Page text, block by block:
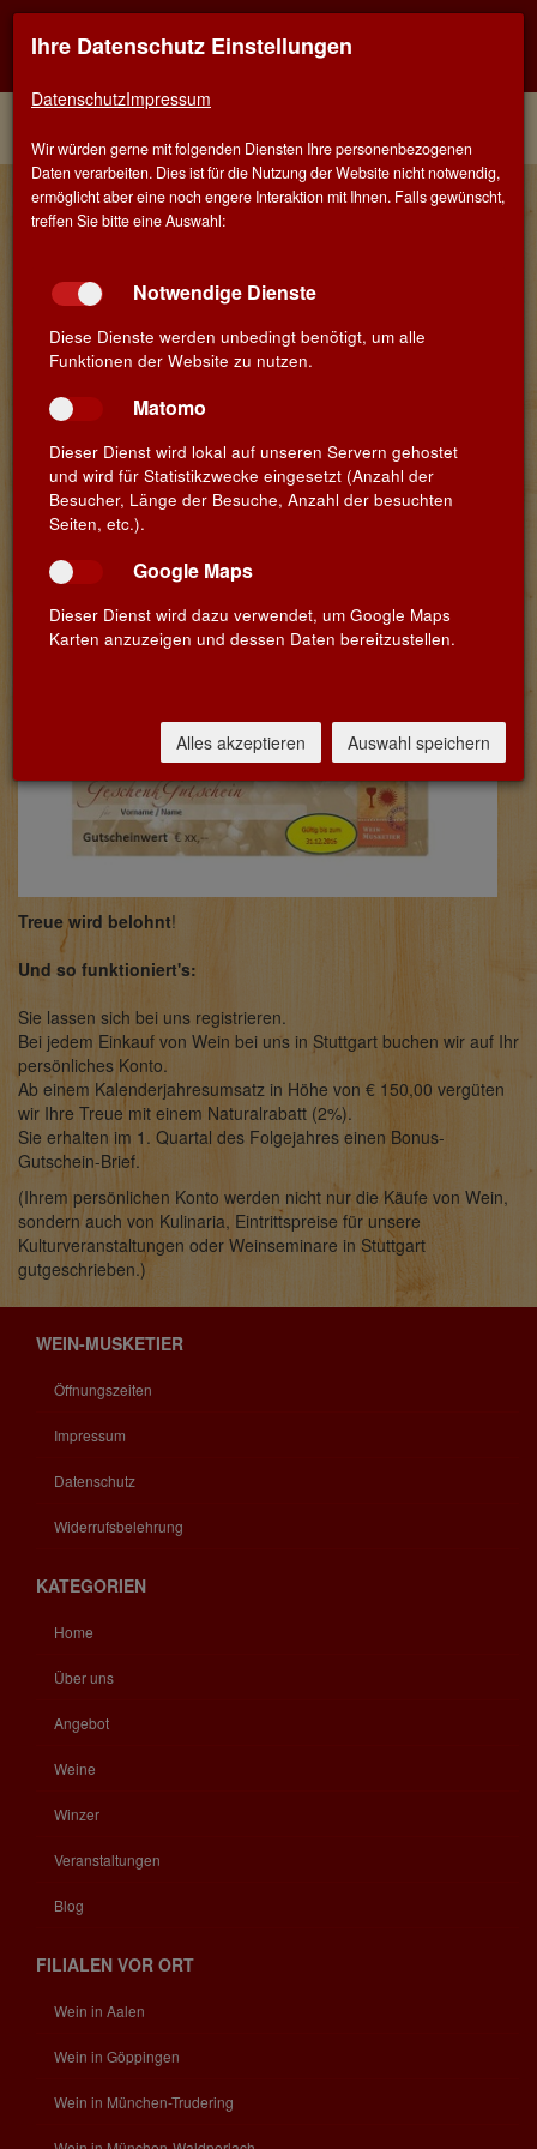
Treuebonus
Treue wird belohnt!
Und so funktioniert's:
Sie lassen sich bei uns registrieren.
Bei jedem Einkauf von Wein bei uns in Stuttgart buchen wir auf Ihr
persönliches Konto.
Ab einem Kalenderjahresumsatz in Höhe von € 150,00 vergüten
wir Ihre Treue mit einem Naturalrabatt (2%).
Sie erhalten im 1. Quartal des Folgejahres einen Bonus-
Gutschein-Brief.
(Ihrem persönlichen Konto werden nicht nur die Käufe von Wein,
sondern auch von Kulinaria, Eintrittspreise für unsere
Kulturveranstaltungen oder Weinseminare in Stuttgart
gutgeschrieben.)
WEIN-MUSKETIER
Öffnungszeiten
Impressum
Datenschutz
Widerrufsbelehrung
KATEGORIEN
Home
Über uns
Angebot
Weine
Winzer
Veranstaltungen
Blog
FILIALEN VOR ORT
Wein in Aalen
Wein in Göppingen
Wein in München-Trudering
Ihre Datenschutz Einstellungen
DatenschutzImpressum
Wir würden gerne mit folgenden Diensten Ihre personenbezogenen
Daten verarbeiten. Dies ist für die Nutzung der Website nicht notwendig,
ermöglicht aber eine noch engere Interaktion mit Ihnen. Falls gewünscht,
treffen Sie bitte eine Auswahl:
Notwendige Dienste
Diese Dienste werden unbedingt benötigt, um alle
Funktionen der Website zu nutzen.
Matomo
Dieser Dienst wird lokal auf unseren Servern gehostet
und wird für Statistikzwecke eingesetzt (Anzahl der
Besucher, Länge der Besuche, Anzahl der besuchten
Seiten, etc.).
Google Maps
Dieser Dienst wird dazu verwendet, um Google Maps
Karten anzuzeigen und dessen Daten bereitzustellen.
Alles akzeptieren Auswahl speichern